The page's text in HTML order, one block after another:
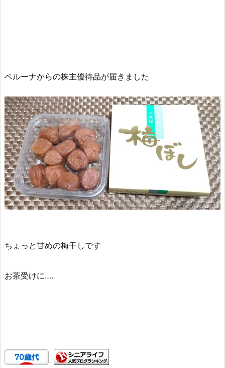
ベルーナからの株主優待品が届きました
ちょっと甘めの梅干しです
お茶受けに‥‥